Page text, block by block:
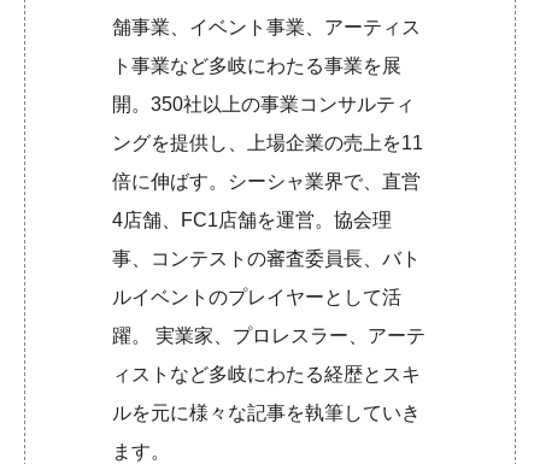
舗事業、イベント事業、アーティス
ト事業など多岐にわたる事業を展
開。350社以上の事業コンサルティ
ングを提供し、上場企業の売上を11
倍に伸ばす。シーシャ業界で、直営
4店舗、FC1店舗を運営。協会理
事、コンテストの審査委員長、バト
ルイベントのプレイヤーとして活
躍。 実業家、プロレスラー、アーテ
ィストなど多岐にわたる経歴とスキ
ルを元に様々な記事を執筆していき
ます。